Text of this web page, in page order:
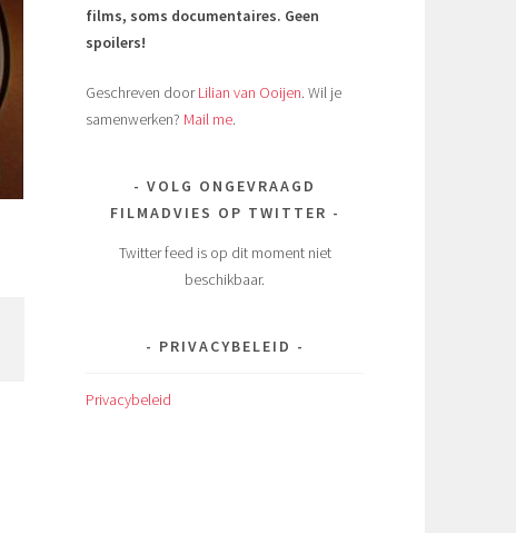
films, soms documentaires. Geen
spoilers!
Geschreven doorLilian van Ooijen. Wil je
samenwerken? Mail me.
VOLG ONGEVRAAGD
FILMADVIES OP TWITTER
Twitter feed is op dit moment niet
beschikbaar.
PRIVACYBELEID
Privacybeleid